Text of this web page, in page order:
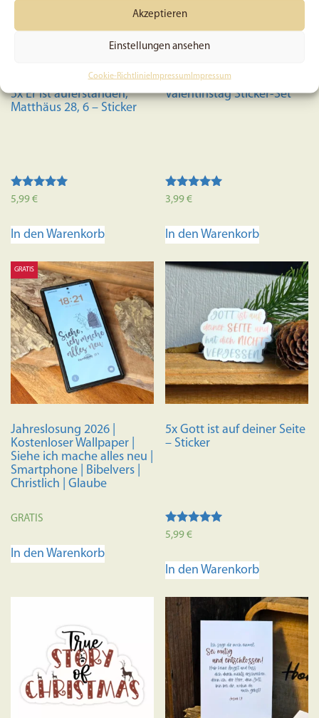
Akzeptieren
Einstellungen ansehen
Cookie-RichtlinieImpressum Impressum
5x Er ist auferstanden,
Matthäus 28, 6 – Sticker
Bewertet mit
5,99€
In den Warenkorb
Valentinstag Sticker-Set
Bewertet mit
3,99€
In den Warenkorb
GRATIS
Jahreslosung 2026 |
Kostenloser Wallpaper |
Siehe ich mache alles neu |
Smartphone | Bibelvers |
Christlich | Glaube
GRATIS
In den Warenkorb
5x Gott ist auf deiner Seite
– Sticker
Bewertet mit
5,99€
In den Warenkorb